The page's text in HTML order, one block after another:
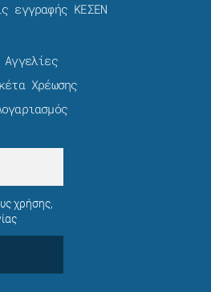
εγγραφής ΚΕΣΕΝ
Αγγελίες
Χρέωσης​
χρήσης,